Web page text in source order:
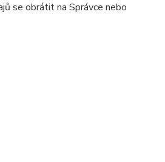
se obrátit na Správce nebo